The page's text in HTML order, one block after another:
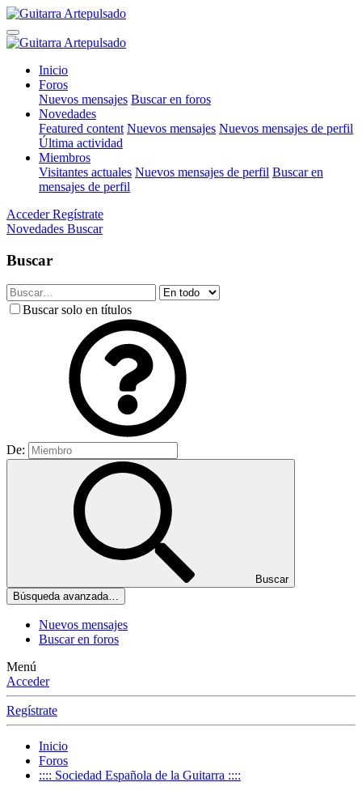
Inicio
Foros
Nuevos mensajes Buscar en foros
Novedades
Featured content Nuevos mensajes Nuevos mensajes de perfil
Última actividad
Miembros
Visitantes actuales Nuevos mensajes de perfil Buscar en
mensajes de perfil
Acceder Regístrate
Novedades Buscar
Buscar
Buscar solo en títulos
De:
Buscar
Búsqueda avanzada…
Nuevos mensajes
Buscar en foros
Menú
Acceder
Regístrate
Inicio
Foros
:::: Sociedad Española de la Guitarra ::::